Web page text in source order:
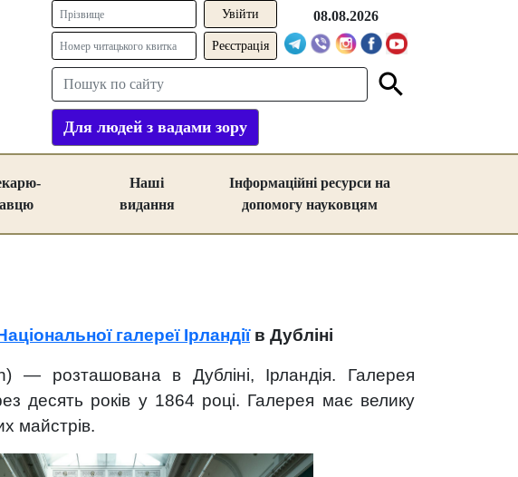
Реєстрація
08.08.2026
Для людей з вадами зору
Наші
видання
Інформаційні ресурси на
допомогу науковцям
галереї Ірландіїв Дубліні
розташована в Дубліні, Ірландія. Галерея
десять років у 1864 році. Галерея має велику
майстрів.